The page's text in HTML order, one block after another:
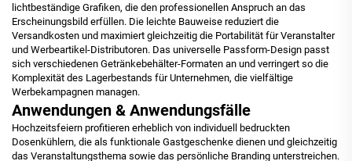
lichtbeständige Grafiken, die den professionellen Anspruch an das
Erscheinungsbild erfüllen. Die leichte Bauweise reduziert die
Versandkosten und maximiert gleichzeitig die Portabilität für Veranstalter
und Werbeartikel-Distributoren. Das universelle Passform-Design passt
sich verschiedenen Getränkebehälter-Formaten an und verringert so die
Komplexität des Lagerbestands für Unternehmen, die vielfältige
Werbekampagnen managen.
Anwendungen & Anwendungsfälle
Hochzeitsfeiern profitieren erheblich von individuell bedruckten
Dosenkühlern, die als funktionale Gastgeschenke dienen und gleichzeitig
das Veranstaltungsthema sowie das persönliche Branding unterstreichen.